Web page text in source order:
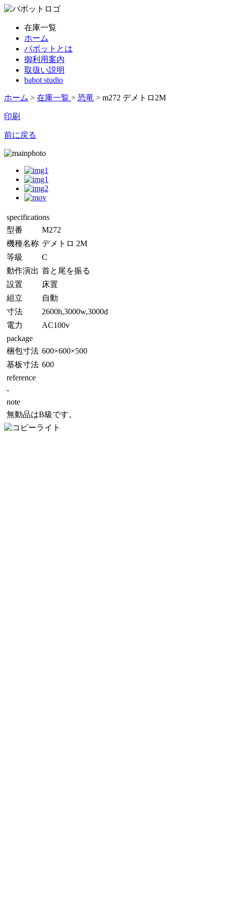
在庫一覧
ホーム
バボットとは
御利用案内
取扱い説明
babot studio
ホーム > 在庫一覧 > 恐竜 > m272 デメトロ2M
印刷
前に戻る
specifications
型番
M272
機種名称 デメトロ 2M
等級
C
動作演出 首と尾を振る
設置
床置
組立
自動
寸法
2600h,3000w,3000d
電力
AC100v
package
梱包寸法 600×600×500
基板寸法 600
reference
-
note
無動品はB級です。